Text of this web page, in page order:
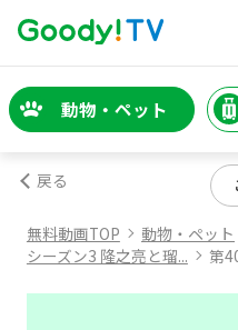
動物・ペット
戻る
無料動画TOP 動物・ペット
シーズン3 隆之亮と瑠...
第